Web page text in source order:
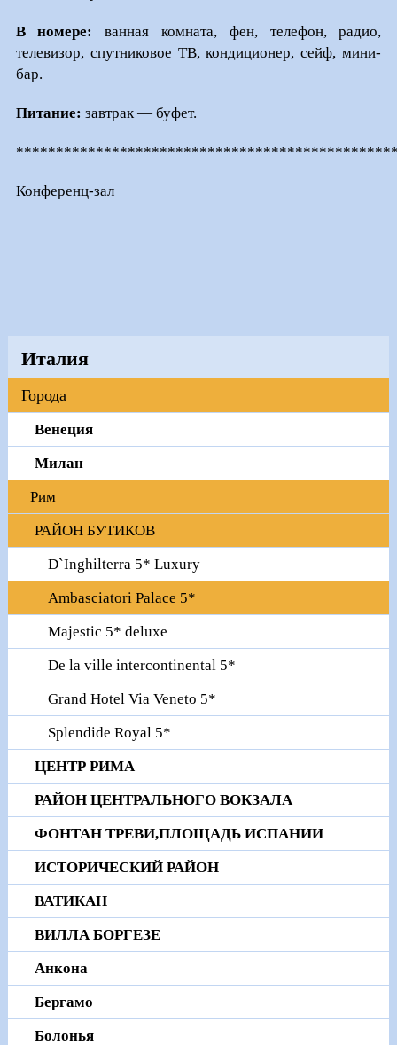
В номере:
ванная комната, фен, телефон, радио,
телевизор, спутниковое ТВ, кондиционер, сейф, мини-
бар.
Питание: завтрак — буфет.
Конференц-зал
Италия
Города
Венеция
Милан
Рим
РАЙОН БУТИКОВ
D`Inghilterra 5* Luxury
Ambasciatori Palace 5*
Majestic 5* deluxe
De la ville intercontinental 5*
Grand Hotel Via Veneto 5*
Splendide Royal 5*
ЦЕНТР РИМА
РАЙОН ЦЕНТРАЛЬНОГО ВОКЗАЛА
ФОНТАН ТРЕВИ,ПЛОЩАДЬ ИСПАНИИ
ИСТОРИЧЕСКИЙ РАЙОН
ВАТИКАН
ВИЛЛА БОРГЕЗЕ
Анкона
Бергамо
Болонья